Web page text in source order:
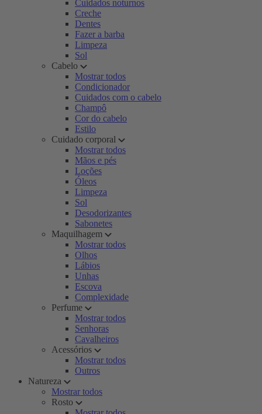
Cuidados noturnos
Creche
Dentes
Fazer a barba
Limpeza
Sol
Cabelo
Mostrar todos
Condicionador
Cuidados com o cabelo
Champô
Cor do cabelo
Estilo
Cuidado corporal
Mostrar todos
Mãos e pés
Loções
Óleos
Limpeza
Sol
Desodorizantes
Sabonetes
Maquilhagem
Mostrar todos
Olhos
Lábios
Unhas
Escova
Complexidade
Perfume
Mostrar todos
Senhoras
Cavalheiros
Acessórios
Mostrar todos
Outros
Natureza
Mostrar todos
Rosto